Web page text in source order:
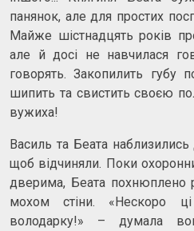
панянок, але для простих
Майже шістнадцять років
але й досі не навчилася
говорять. Закопилить губу
шипить та свистить своєю
вужиха!
Василь та Беата
щоб відчиняли. Поки
дверима, Беата похнюплено
мохом стіни. «Нескоро
володарку!» – думала